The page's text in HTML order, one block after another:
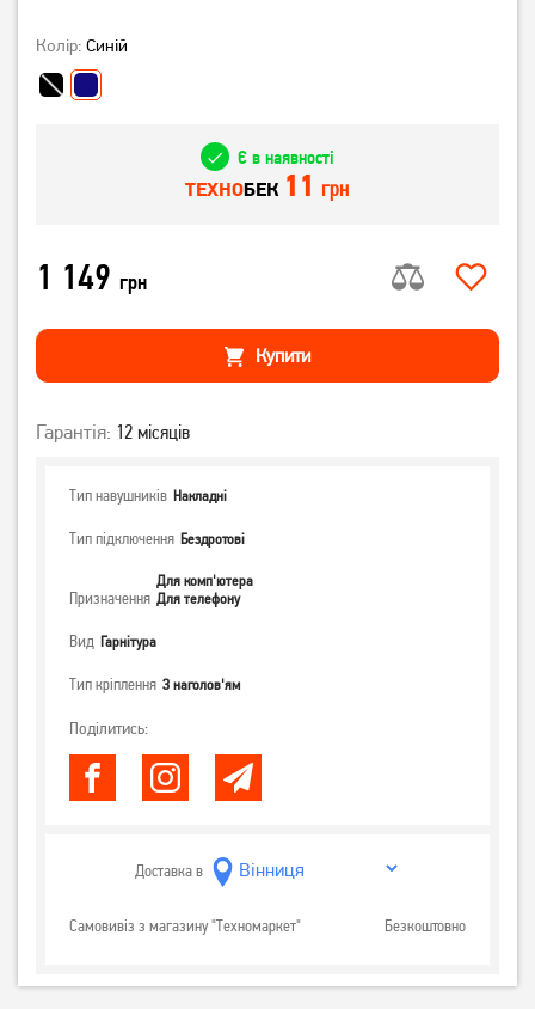
Колір: Синій
Є в наявності
ТЕХНОБЕК 11 грн
1 149 грн
Купити
Гарантія: 12 місяців
Тип навушників Накладні
Тип підключення Бездротові
Призначення
Для комп'ютера
Для телефону
Вид Гарнітура
Тип кріплення З наголов'ям
Поділитись:
Доставка в
Самовивіз з магазину "Техномаркет" Безкоштовно